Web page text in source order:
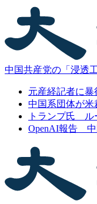
中国共産党の「浸透工
元産経記者に
中国系団体が
トランプ氏 ル
OpenAI報告